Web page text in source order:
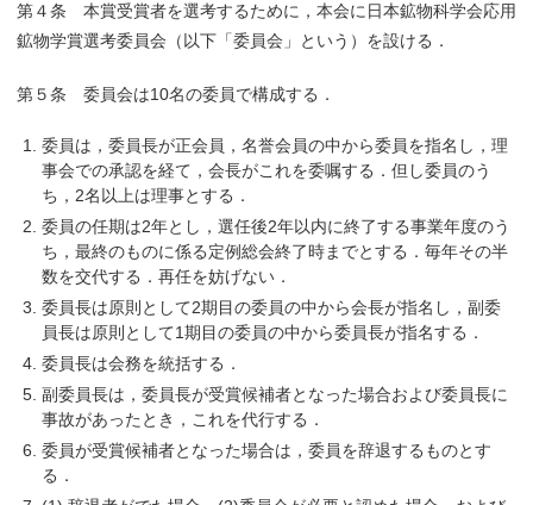
第４条 本賞受賞者を選考するために，本会に日本鉱物科学会応用
鉱物学賞選考委員会（以下「委員会」という）を設ける．
第５条 委員会は10名の委員で構成する．
委員は，委員長が正会員，名誉会員の中から委員を指名し，理
事会での承認を経て，会長がこれを委嘱する．但し委員のう
ち，2名以上は理事とする．
委員の任期は2年とし，選任後2年以内に終了する事業年度のう
ち，最終のものに係る定例総会終了時までとする．毎年その半
数を交代する．再任を妨げない．
委員長は原則として2期目の委員の中から会長が指名し，副委
員長は原則として1期目の委員の中から委員長が指名する．
委員長は会務を統括する．
副委員長は，委員長が受賞候補者となった場合および委員長に
事故があったとき，これを代行する．
委員が受賞候補者となった場合は，委員を辞退するものとす
る．